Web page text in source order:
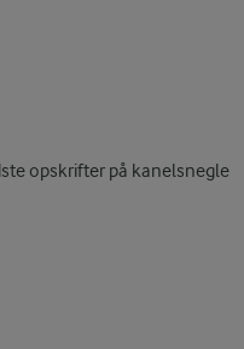
opskrifter på kanelsnegle